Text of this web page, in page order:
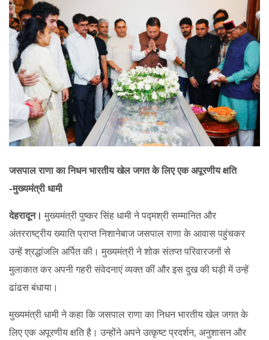
जसपाल राणा का निधन भारतीय खेल जगत के लिए एक अपूरणीय क्षति
-मुख्यमंत्री धामी
देहरादून। मुख्यमंत्री पुष्कर सिंह धामी ने पद्मश्री सम्मानित और
अंतरराष्ट्रीय ख्याति प्राप्त निशानेबाज जसपाल राणा के आवास पहुंचकर
उन्हें श्रद्धांजलि अर्पित की। मुख्यमंत्री ने शोक संतप्त परिवारजनों से
मुलाकात कर अपनी गहरी संवेदनाएं व्यक्त कीं और इस दुख की घड़ी में उन्हें
ढांढस बंधाया।
मुख्यमंत्री धामी ने कहा कि जसपाल राणा का निधन भारतीय खेल जगत के
लिए एक अपूरणीय क्षति है। उन्होंने अपने उत्कृष्ट प्रदर्शन, अनुशासन और